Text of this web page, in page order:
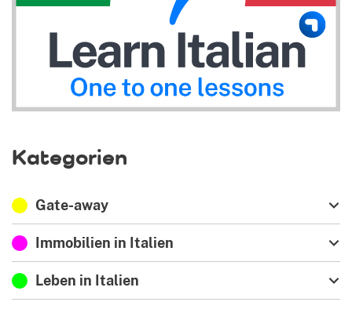
Kategorien
Gate-away
Immobilien in Italien
Leben in Italien